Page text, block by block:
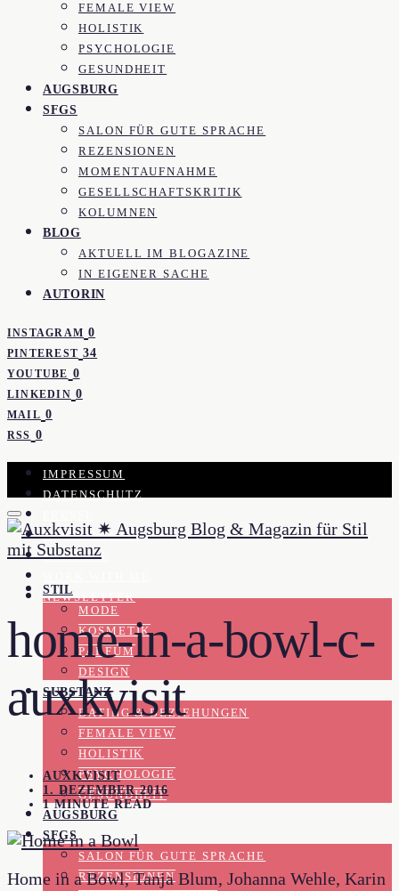
FEMALE VIEW
HOLISTIK
PSYCHOLOGIE
GESUNDHEIT
AUGSBURG
SFGS
SALON FÜR GUTE SPRACHE
REZENSIONEN
MOMENTAUFNAHME
GESELLSCHAFTSKRITIK
KOLUMNEN
BLOG
AKTUELL IM BLOGAZINE
IN EIGENER SACHE
AUTORIN
INSTAGRAM 0
PINTEREST 34
YOUTUBE 0
LINKEDIN 0
MAIL 0
RSS 0
IMPRESSUM
DATENSCHUTZ
KOOPERATION
KONTAKT
NEWSLETTER
STIL
MODE
KOSMETIK
PARFUM
DESIGN
SUBSTANZ
DATING & BEZIEHUNGEN
FEMALE VIEW
HOLISTIK
PSYCHOLOGIE
GESUNDHEIT
AUGSBURG
SFGS
SALON FÜR GUTE SPRACHE
REZENSIONEN
home-in-a-bowl-c-
auxkvisit
AUXKVISIT
1. DEZEMBER 2016
1 MINUTE READ
Home in a Bowl, Tanja Blum, Johanna Wehle, Karin